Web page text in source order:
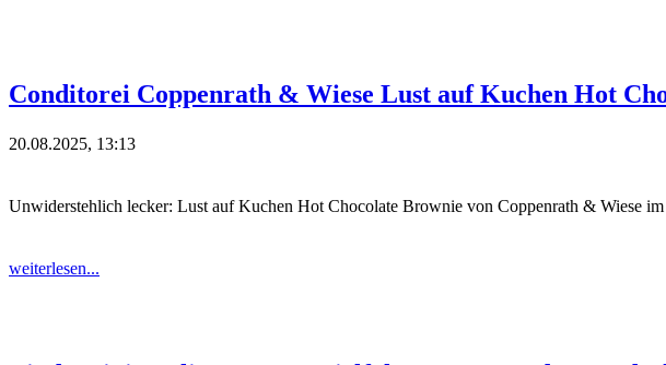
Conditorei Coppenrath & Wiese Lust auf Kuchen Hot
20.08.2025, 13:13
Unwiderstehlich lecker: Lust auf Kuchen Hot Chocolate Brownie von Coppenrath & Wiese im
weiterlesen...